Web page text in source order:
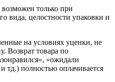
только при
вида, целостности упаковки и
на условиях уценки, не
Возврат товара по
«ожидали
тд.) полностью оплачивается